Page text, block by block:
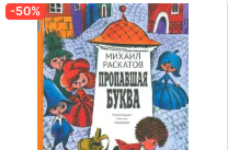
-50%